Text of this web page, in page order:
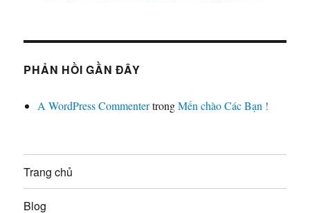
PHẢN HỒI GẦN ĐÂY
A WordPress CommentertrongMến chào Các Bạn !
Trang chủ
Blog